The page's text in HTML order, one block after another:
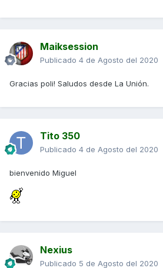
Maiksession
Publicado 4 de Agosto del 2020
Gracias poli! Saludos desde La Unión.
Tito 350
Publicado 4 de Agosto del 2020
bienvenido Miguel
Nexius
Publicado 5 de Agosto del 2020